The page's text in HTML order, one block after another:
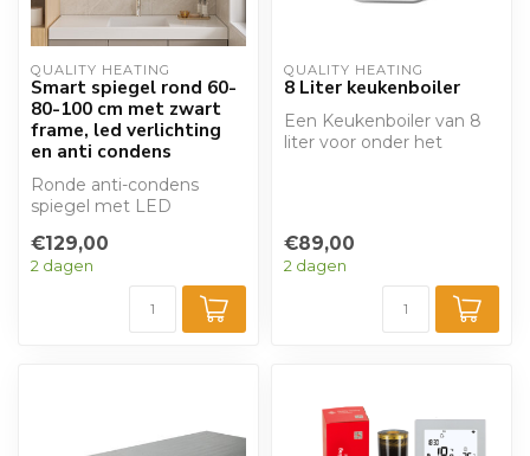
QUALITY HEATING
Smart spiegel rond 60-
80-100 cm met zwart
frame, led verlichting
en anti condens
Ronde anti-condens
spiegel met LED
100 mm. Prachtig ...
€129,00
2 dagen
QUALITY HEATING
8 Liter keukenboiler
Een Keukenboiler van 8
liter voor onder het
€89,00
2 dagen